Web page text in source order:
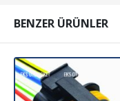
BENZER ÜRÜNLER